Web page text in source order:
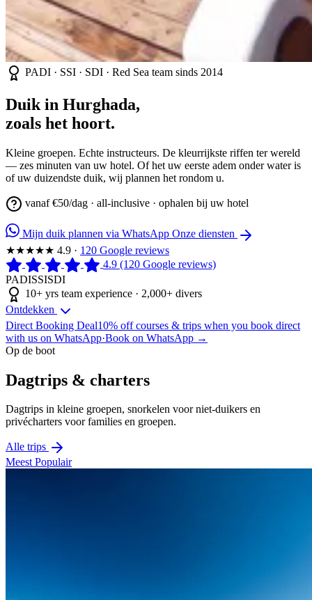
PADI · SSI · SDI · Red Sea team sinds 2014
Duik in Hurghada,
zoals het hoort.
Kleine groepen. Echte instructeurs. De kleurrijkste riffen ter wereld
— zes minuten van uw hotel. Of het uw eerste adem onder water is
of uw duizendste duik, wij plannen het rondom u.
vanaf €50/dag · all-inclusive · ophalen bij uw hotel
Mijn duik plannen via WhatsApp Onze diensten
★★★★★ 4.9 · 120 Google reviews
4.9 (120 Google reviews)
PADISSISDI
10+ yrs team experience · 2,000+ divers
Ontdekken
Direct Booking Deal10% off courses & trips when you book direct
with us on WhatsApp·Book on WhatsApp →
Op de boot
Dagtrips & charters
Dagtrips in kleine groepen, snorkelen voor niet-duikers en
privécharters voor families en groepen.
Alle trips
Meest Populair